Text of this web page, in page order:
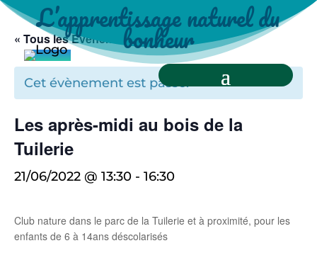
L’apprentissage naturel du
bonheur
« Tous les Évènements
Cet évènement est passé.
Les après-midi au bois de la
Tuilerie
21/06/2022 @ 13:30 - 16:30
Club nature dans le parc de la Tuilerie et à proximité, pour les
enfants de 6 à 14ans déscolarisés